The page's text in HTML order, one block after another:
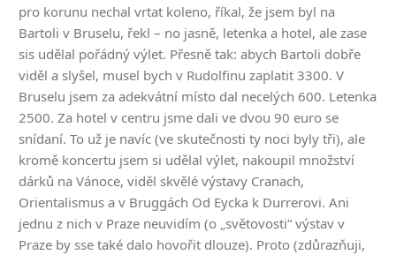
pro korunu nechal vrtat koleno, říkal, že jsem byl na
Bartoli v Bruselu, řekl – no jasně, letenka a hotel, ale zase
sis udělal pořádný výlet. Přesně tak: abych Bartoli dobře
viděl a slyšel, musel bych v Rudolfinu zaplatit 3300. V
Bruselu jsem za adekvátní místo dal necelých 600. Letenka
2500. Za hotel v centru jsme dali ve dvou 90 euro se
snídaní. To už je navíc (ve skutečnosti ty noci byly tři), ale
kromě koncertu jsem si udělal výlet, nakoupil množství
dárků na Vánoce, viděl skvělé výstavy Cranach,
Orientalismus a v Bruggách Od Eycka k Durrerovi. Ani
jednu z nich v Praze neuvidím (o „světovosti“ výstav v
Praze by sse také dalo hovořit dlouze). Proto (zdůrazňuji,